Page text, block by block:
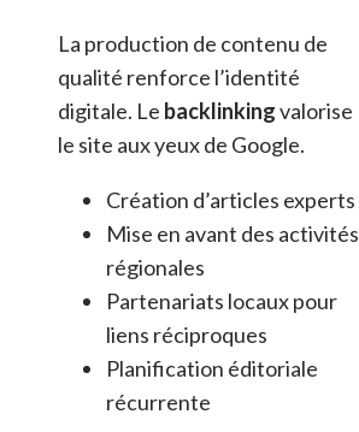
La production de contenu de
qualité renforce l’identité
digitale. Le backlinkingvalorise
le site aux yeux de Google.
Création d’articles experts
Mise en avant des activités
régionales
Partenariats locaux pour
liens réciproques
Planification éditoriale
récurrente